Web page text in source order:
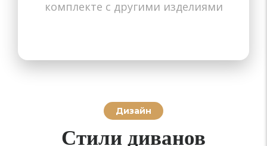
комплекте с другими изделиями
Дизайн
Стили диванов